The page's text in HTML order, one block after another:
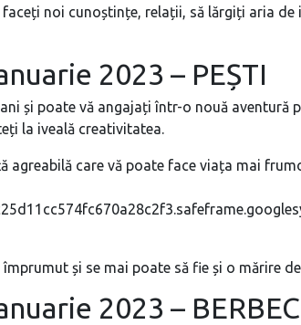
faceți noi cunoștințe, relații, să lărgiți aria de
2023 – PEȘTI
și poate vă angajați într-o nouă aventură
la iveală creativitatea.
agreabilă care vă poate face viața mai
și se mai poate să fie și o mărire
2023 – BERBEC